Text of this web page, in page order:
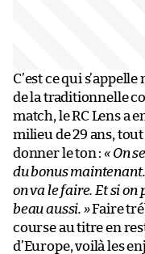
C’est ce qui
de la traditionnelle
match, le RC Lens a
milieu de 29 ans,
donner le ton :« On
du bonus
on va le faire. Et si
beau aussi. »Faire
course au titre en
d’Europe, voilà les